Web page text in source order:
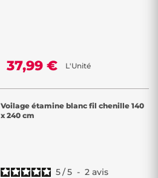
37,99 € L'Unité
Voilage étamine blanc fil chenille 140
x 240 cm
5/5 - 2 avis